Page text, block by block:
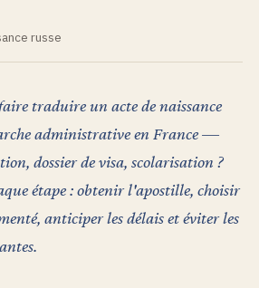
russe
traduire un acte de naissance
administrative en France —
dossier de visa, scolarisation ?
étape : obtenir l'apostille, choisir
anticiper les délais et éviter les